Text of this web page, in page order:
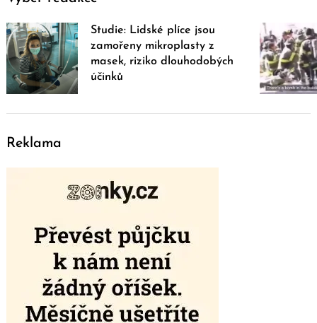
Studie: Lidské plíce jsou
zamořeny mikroplasty z
masek, riziko dlouhodobých
účinků
Reklama